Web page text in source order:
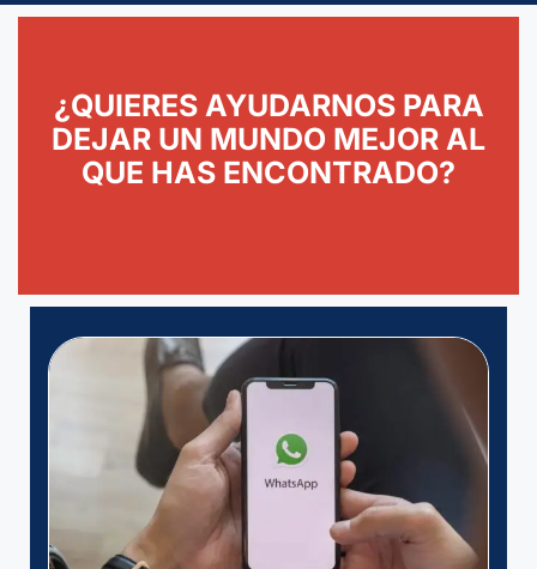
¿QUIERES AYUDARNOS PARA
DEJAR UN MUNDO MEJOR AL
QUE HAS ENCONTRADO?